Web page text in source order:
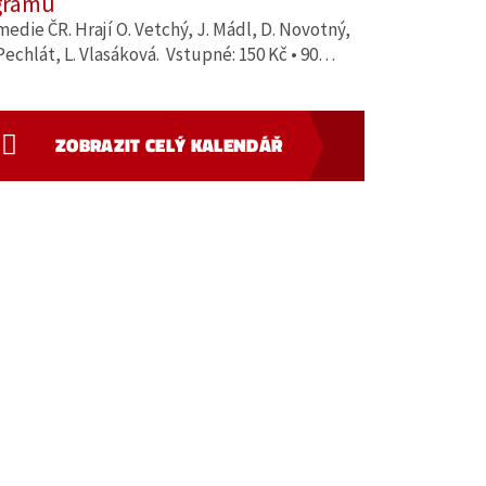
ČR. Hrají O. Vetchý, J. Mádl, D. Novotný,
L. Vlasáková. Vstupné: 150 Kč • 90…
ZOBRAZIT CELÝ KALENDÁŘ